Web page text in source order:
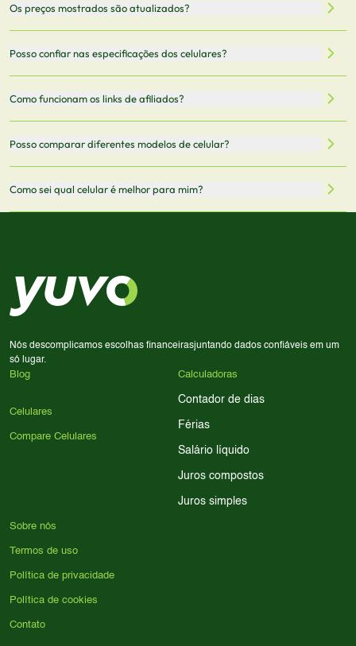
armazenamento, memória RAM, bateria e conectividade
5G.
Os preços mostrados são atualizados?
vendedor antes de finalizar sua compra.
Posso confiar nas especificações dos celulares?
informações mais recentes de cada modelo.
Como funcionam os links de afiliados?
comissão sem custo adicional para você.
Posso comparar diferentes modelos de celular?
Sim! Você pode selecionar até 3 celulares para comparar
Como sei qual celular é melhor para mim?
processador e bateria são essenciais. Use nossos filtros
para encontrar o celular ideal.
Nós descomplicamos escolhas financeirasjuntando dados confiáveis em um
só lugar.
Blog
Celulares
Compare Celulares
Calculadoras
Contador de dias
Férias
Salário líquido
Juros compostos
Juros simples
Sobre nós
Termos de uso
Política de privacidade
Política de cookies
Contato